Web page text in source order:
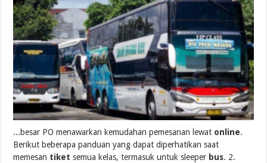
...besar PO menawarkan kemudahan pemesanan lewat online.
Berikut beberapa panduan yang dapat diperhatikan saat
memesan tiket semua kelas, termasuk untuk sleeper bus. 2.